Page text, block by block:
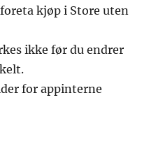
kjøp i Store uten
ikke før du endrer
for appinterne